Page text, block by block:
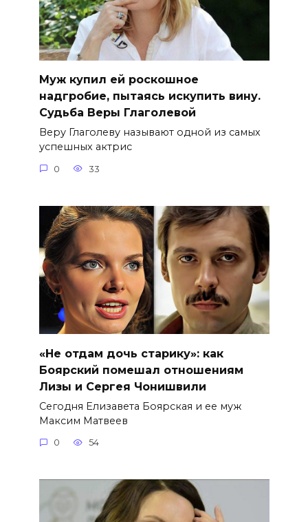
Муж купил ей роскошное
надгробие, пытаясь искупить вину.
Судьба Веры Глаголевой
Веру Глаголеву называют одной из самых
успешных актрис
0 33
«Не отдам дочь старику»: как
Боярский помешал отношениям
Лизы и Сергея Чонишвили
Сегодня Елизавета Боярская и ее муж
Максим Матвеев
0 54